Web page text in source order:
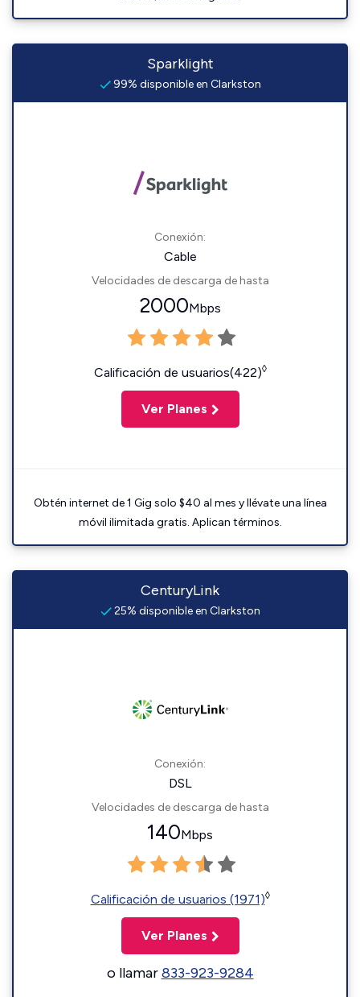
Sparklight
99% disponible en Clarkston
Conexión:
Cable
Velocidades de descarga de hasta
2000Mbps
Calificación de usuarios(422)◊
Ver Planes
Obtén internet de 1 Gig solo $40 al mes y llévate una línea
móvil ilimitada gratis. Aplican términos.
CenturyLink
25% disponible en Clarkston
Conexión:
DSL
Velocidades de descarga de hasta
140Mbps
Calificación de usuarios (1971)◊
Ver Planes
o llamar833-923-9284